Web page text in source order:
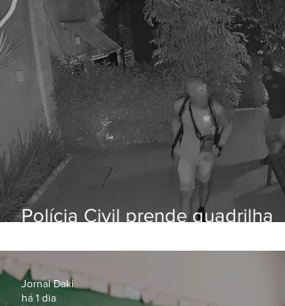
Polícia Civil prende quadrilha
residências de luxo no Rio
Jornal Daki
há 1 dia